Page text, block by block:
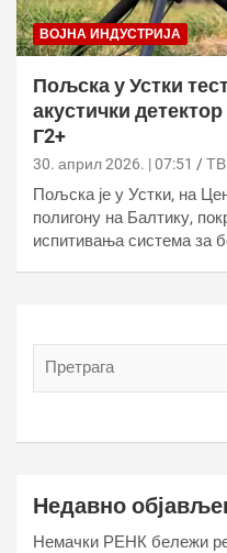
ВОЈНА ИНДУСТРИЈА
Пољска у Устки
акустички
Г2+
30. април 2026. | 07:51
Пољска је у Устки, на
полигону на Балтику,
испитивања система за
Недавно
Немачки РЕНК бележи